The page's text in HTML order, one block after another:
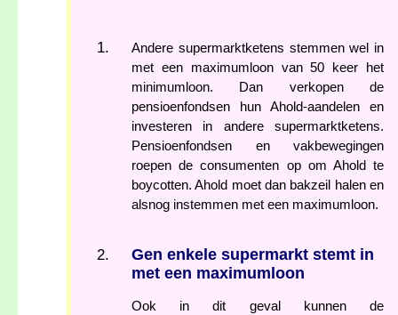
Andere supermarktketens stemmen wel in
met een maximumloon van 50 keer het
minimumloon. Dan verkopen de
pensioenfondsen hun Ahold-aandelen en
investeren in andere supermarktketens.
Pensioenfondsen en vakbewegingen
roepen de consumenten op om Ahold te
boycotten. Ahold moet dan bakzeil halen en
alsnog instemmen met een maximumloon.
Gen enkele supermarkt stemt in
met een maximumloon
Ook in dit geval kunnen de